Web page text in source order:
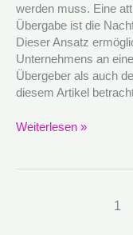
werden muss. Eine
Übergabe ist die
Dieser Ansatz
Unternehmens an
Übergeber als auch
diesem Artikel
Weiterlesen »
1